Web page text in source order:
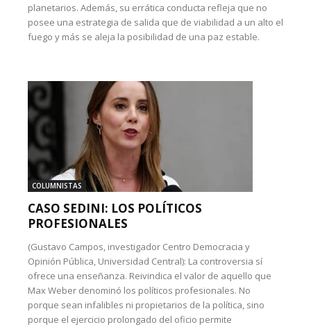
planetarios. Además, su errática conducta refleja que no
posee una estrategia de salida que de viabilidad a un alto el
fuego y más se aleja la posibilidad de una paz estable.
COLUMNISTAS
CASO SEDINI: LOS POLÍTICOS
PROFESIONALES
(Gustavo Campos, investigador Centro Democracia y
Opinión Pública, Universidad Central): La controversia sí
ofrece una enseñanza. Reivindica el valor de aquello que
Max Weber denominó los políticos profesionales. No
porque sean infalibles ni propietarios de la política, sino
porque el ejercicio prolongado del oficio permite